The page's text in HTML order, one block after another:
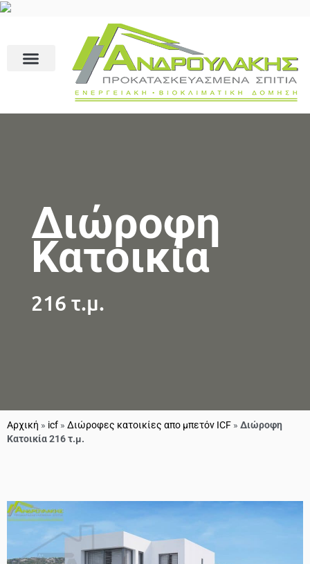
Διώροφη
Κατοικία
216 τ.μ.
Αρχική » icf » Διώροφες κατοικίες απο μπετόν ICF » Διώροφη
Κατοικία 216 τ.μ.